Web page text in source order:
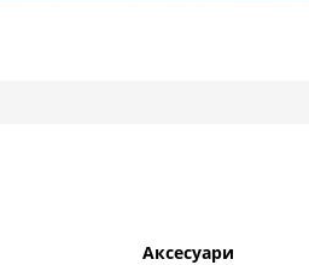
Аксесуари